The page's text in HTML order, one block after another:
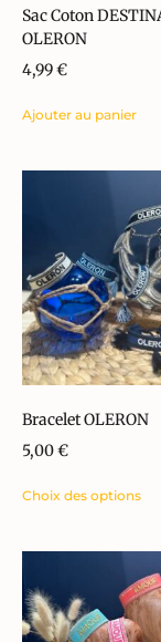
Sac Coton
OLERON
4,99€
Ajouter au panier
Bracelet OLERON
5,00€
Choix des options